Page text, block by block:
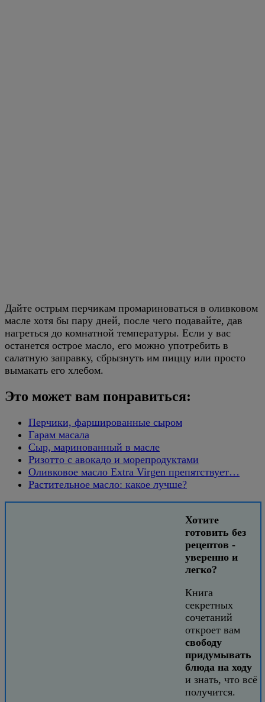
Дайте острым перчикам промариноваться в оливковом
масле хотя бы пару дней, после чего подавайте, дав
нагреться до комнатной температуры. Если у вас
останется острое масло, его можно употребить в
салатную заправку, сбрызнуть им пиццу или просто
вымакать его хлебом.
Это может вам понравиться:
Перчики, фаршированные сыром
Гарам масала
Сыр, маринованный в масле
Ризотто с авокадо и морепродуктами
Оливковое масло Extra Virgen препятствует…
Растительное масло: какое лучше?
Хотите
готовить без
рецептов -
уверенно и
легко?
Книга
секретных
сочетаний
откроет вам
свободу
придумывать
блюда на ходу
и знать, что всё
получится.